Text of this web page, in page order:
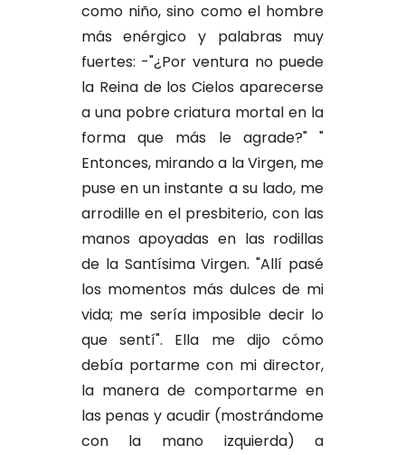
como niño, sino como el hombre
más enérgico y palabras muy
fuertes: -"¿Por ventura no puede
la Reina de los Cielos aparecerse
a una pobre criatura mortal en la
forma que más le agrade?" "
Entonces, mirando a la Virgen, me
puse en un instante a su lado, me
arrodille en el presbiterio, con las
manos apoyadas en las rodillas
de la Santísima Virgen. "Allí pasé
los momentos más dulces de mi
vida; me sería imposible decir lo
que sentí". Ella me dijo cómo
debía portarme con mi director,
la manera de comportarme en
las penas y acudir (mostrándome
con la mano izquierda) a